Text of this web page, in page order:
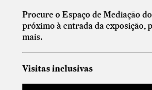
Procure o Espaço de Mediação
próximo à entrada da exposição,
mais.
Visitas inclusivas